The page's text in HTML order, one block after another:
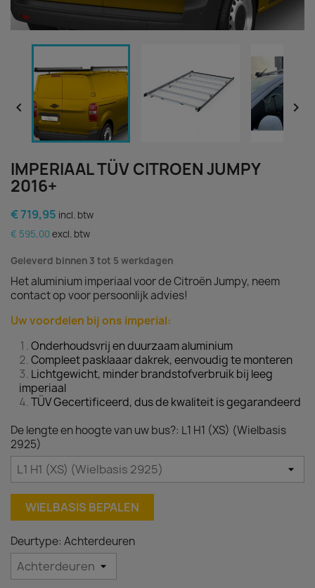
 
IMPERIAAL TÜV CITROEN JUMPY
2016+
€ 719,95 incl. btw
€ 595,00 excl. btw
Geleverd binnen 3 tot 5 werkdagen
Het aluminium imperiaal voor de Citroën Jumpy, neem
contact op voor persoonlijk advies!
Uw voordelen bij ons imperial:
Onderhoudsvrij en duurzaam aluminium
Compleet pasklaaar dakrek, eenvoudig te monteren
Lichtgewicht, minder brandstofverbruik bij leeg
imperiaal
TÜV Gecertificeerd, dus de kwaliteit is gegarandeerd
De lengte en hoogte van uw bus?: L1 H1 (XS) (Wielbasis
2925)
WIELBASIS BEPALEN
Deurtype: Achterdeuren